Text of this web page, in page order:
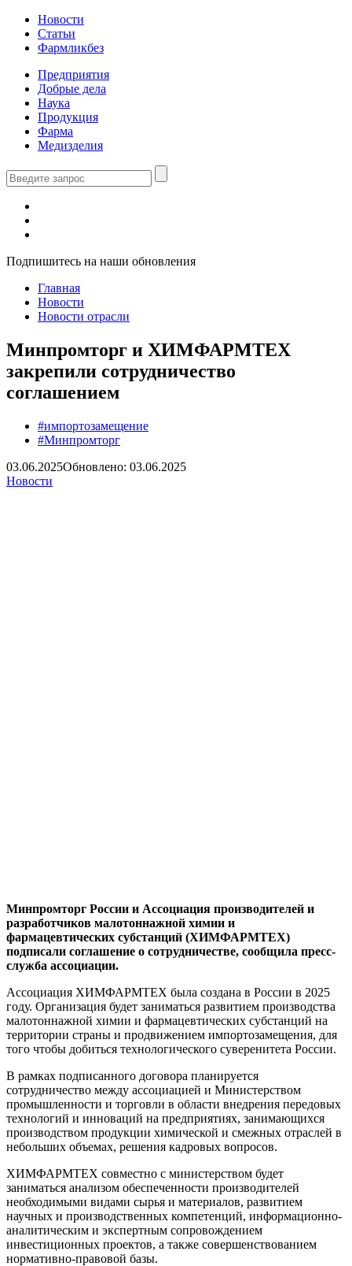
Новости
Статьи
Фармликбез
Предприятия
Добрые дела
Наука
Продукция
Фарма
Медизделия
Подпишитесь на наши обновления
Главная
Новости
Новости отрасли
Минпромторг и ХИМФАРМТЕХ
закрепили сотрудничество
соглашением
#импортозамещение
#Минпромторг
03.06.2025Обновлено: 03.06.2025
Новости
Минпромторг России и Ассоциация производителей и
разработчиков малотоннажной химии и
фармацевтических субстанций (ХИМФАРМТЕХ)
подписали соглашение о сотрудничестве, сообщила пресс-
служба ассоциации.
Ассоциация ХИМФАРМТЕХ была создана в России в 2025
году. Организация будет заниматься развитием производства
малотоннажной химии и фармацевтических субстанций на
территории страны и продвижением импортозамещения, для
того чтобы добиться технологического суверенитета России.
В рамках подписанного договора планируется
сотрудничество между ассоциацией и Министерством
промышленности и торговли в области внедрения передовых
технологий и инноваций на предприятиях, занимающихся
производством продукции химической и смежных отраслей в
небольших объемах, решения кадровых вопросов.
ХИМФАРМТЕХ совместно с министерством будет
заниматься анализом обеспеченности производителей
необходимыми видами сырья и материалов, развитием
научных и производственных компетенций, информационно-
аналитическим и экспертным сопровождением
инвестиционных проектов, а также совершенствованием
нормативно-правовой базы.